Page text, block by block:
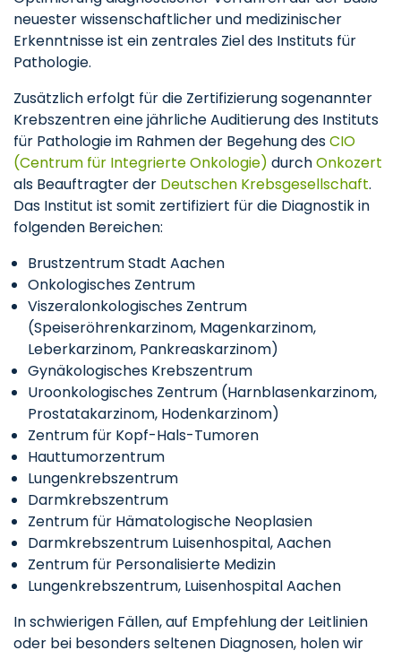
neuester wissenschaftlicher und medizinischer
Erkenntnisse ist ein zentrales Ziel des Instituts für
Pathologie.
Zusätzlich erfolgt für die Zertifizierung sogenannter
Krebszentren eine jährliche Auditierung des Instituts
für Pathologie im Rahmen der Begehung desCIO
(Centrum für Integrierte Onkologie) durchOnkozert
als Beauftragter der Deutschen Krebsgesellschaft.
Das Institut ist somit zertifiziert für die Diagnostik in
folgenden Bereichen:
Brustzentrum Stadt Aachen
Onkologisches Zentrum
Viszeralonkologisches Zentrum
(Speiseröhrenkarzinom, Magenkarzinom,
Leberkarzinom, Pankreaskarzinom)
Gynäkologisches Krebszentrum
Uroonkologisches Zentrum (Harnblasenkarzinom,
Prostatakarzinom, Hodenkarzinom)
Zentrum für Kopf-Hals-Tumoren
Hauttumorzentrum
Lungenkrebszentrum
Darmkrebszentrum
Zentrum für Hämatologische Neoplasien
Darmkrebszentrum Luisenhospital, Aachen
Zentrum für Personalisierte Medizin
Lungenkrebszentrum, Luisenhospital Aachen
In schwierigen Fällen, auf Empfehlung der Leitlinien
oder bei besonders seltenen Diagnosen, holen wir